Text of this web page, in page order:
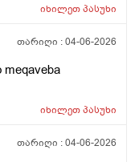
მჯდომარეს
აღარ
ამ
jdomaიხილეთპასუხი
თარიღი :04-06-2026
meqaveba
იხილეთპასუხი
თარიღი :04-06-2026